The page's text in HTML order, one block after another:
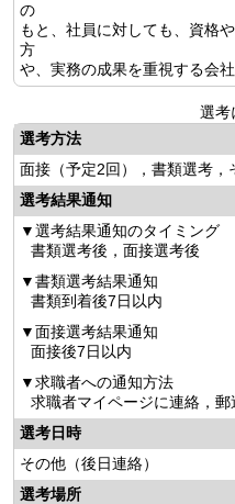
の
もと、社員に対しても、資格
方
や、実務の成果を重視する会社
選考
選考方法
面接（予定2回），書類選考，
選考結果通知
選考結果通知のタイミング
書類選考後，面接選考後
書類選考結果通知
書類到着後7日以内
面接選考結果通知
面接後7日以内
求職者への通知方法
求職者マイページに連絡，
選考日時
その他（後日連絡）
選考場所